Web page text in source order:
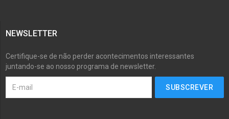
NEWSLETTER
Certifique-se de não perder acontecimentos interessantes
juntando-se ao nosso programa de newsletter.